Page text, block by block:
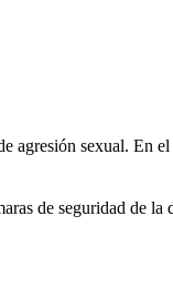
sexual. En
de seguridad de